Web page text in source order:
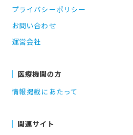
プライバシーポリシー
お問い合わせ
運営会社
医療機関の方
情報掲載にあたって
関連サイト